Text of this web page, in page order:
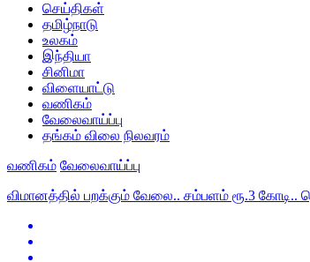
செய்திகள்
தமிழ்நாடு
உலகம்
இந்தியா
சினிமா
விளையாட்டு
வணிகம்
வேலைவாய்ப்பு
தங்கம் விலை நிலவரம்
வணிகம் வேலைவாய்ப்பு
விமானத்தில் பறக்கும் வேலை.. சம்பளம் ரூ.3 கோடி..